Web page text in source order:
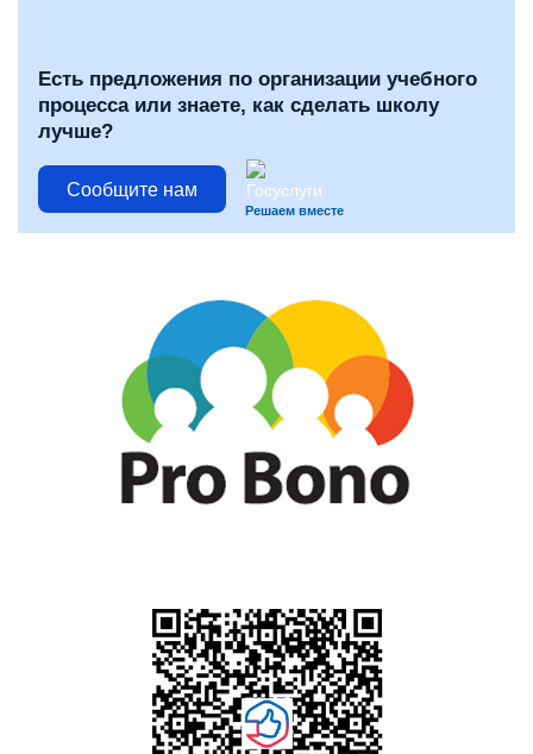
Есть предложения по организации учебного
процесса или знаете, как сделать школу
лучше?
Сообщите нам
Решаем вместе